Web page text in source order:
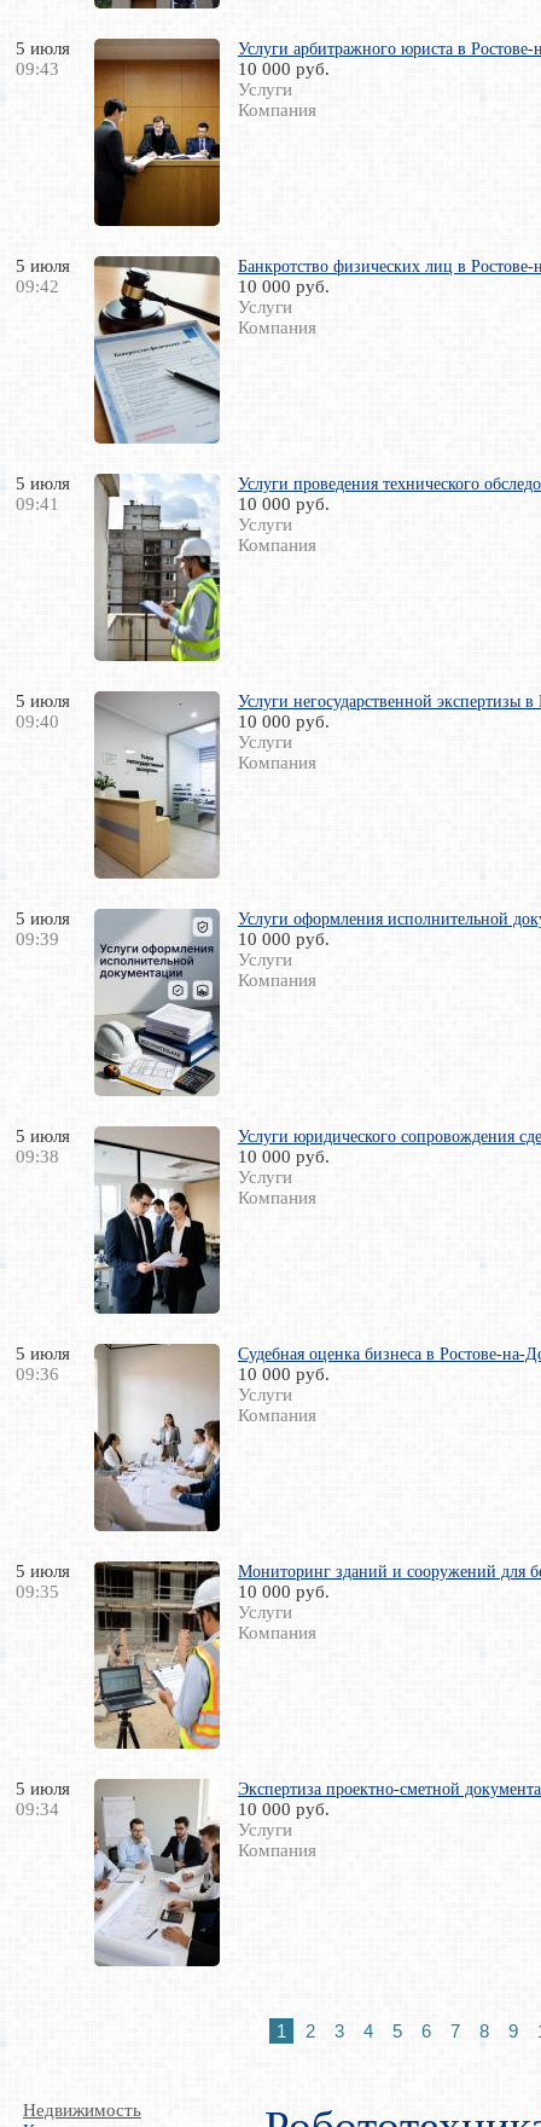
5 июля
09:43
Услуги арбитражного юриста в
10 000 руб.
Услуги
Компания
5 июля
09:42
Банкротство физических лиц в
10 000 руб.
Услуги
Компания
5 июля
09:41
Услуги проведения технического
10 000 руб.
Услуги
Компания
5 июля
09:40
Услуги негосударственной экспертизы
10 000 руб.
Услуги
Компания
5 июля
09:39
Услуги оформления исполнительной
10 000 руб.
Услуги
Компания
5 июля
09:38
Услуги юридического сопровождения
10 000 руб.
Услуги
Компания
5 июля
09:36
Судебная оценка бизнеса в Ростове-на-
10 000 руб.
Услуги
Компания
5 июля
09:35
Мониторинг зданий и сооружений для
10 000 руб.
Услуги
Компания
5 июля
09:34
Экспертиза проектно-сметной
10 000 руб.
Услуги
Компания
1 2 3 4 5 6 7 8 9
Недвижимость